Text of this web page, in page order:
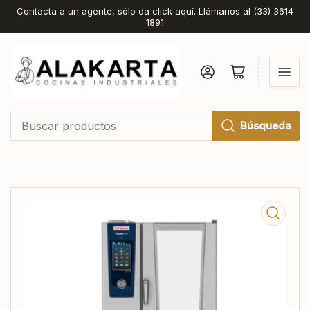
Contacta a un agente, sólo da click aquí. Llámanos al (33) 3614
1891
Búsqueda
Iniciar sesiónAbrir cesta pequeña